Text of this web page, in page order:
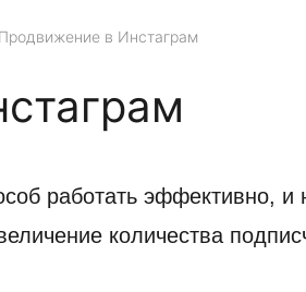
Продвижение в Инстаграм
работать эффективно, и
количества